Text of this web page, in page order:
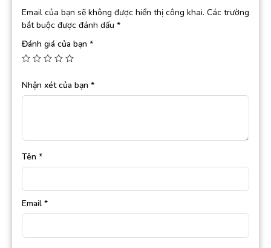
Email của bạn sẽ không được hiển thị công khai. Các trường
bắt buộc được đánh dấu *
Đánh giá của bạn *
Nhận xét của bạn *
Tên *
Email *